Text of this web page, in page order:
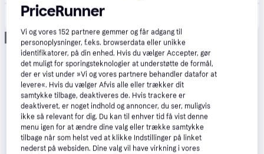
Regnslag Trixie Vimy Gul M 45 cm
Annonce
PriceRunner
Vi og vores152 partnere gemmer og får adgang til
personoplysninger, f.eks. browserdata eller unikke
identifikatorer, på din enhed. Hvis du vælger Accepter, gør
det muligt for sporingsteknologier at understøtte de formål,
der er vist under »Vi og vores partnere behandler datafor at
levere«. Hvis du vælger Afvis alle eller trækker dit
samtykke tilbage, deaktiveres de. Hvis trackere er
deaktiveret, er noget indhold og annoncer, du ser, muligvis
ikke så relevant for dig. Du kan til enhver tid få vist denne
menu igen for at ændre dine valg eller trække samtykke
tilbage når som helst ved at klikke Indstillinger på linket
nederst på websiden. Dine valg vil have virkning i vores